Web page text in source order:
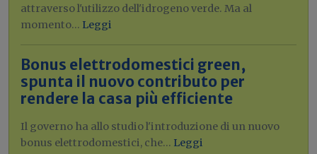
attraverso l'utilizzo dell'idrogeno verde. Ma al
momento... Leggi
Bonus elettrodomestici green,
spunta il nuovo contributo per
rendere la casa più efficiente
Il governo ha allo studio l'introduzione di un nuovo
bonus elettrodomestici, che... Leggi